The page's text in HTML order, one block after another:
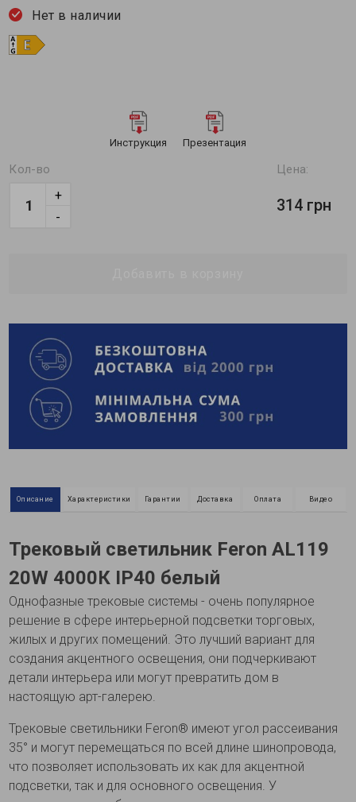
Нет в наличии
Инструкция Презентация
Кол-во
-
+
Цена:
314 грн
Описание Характеристики Гарантии Доставка Оплата Видео
Трековый светильник Feron AL119
20W 4000К IP40 белый
Однофазные трековые системы - очень популярное
решение в сфере интерьерной подсветки торговых,
жилых и других помещений. Это лучший вариант для
создания акцентного освещения, они подчеркивают
детали интерьера или могут превратить дом в
настоящую арт-галерею.
Трековые светильники Feron® имеют угол рассеивания
35° и могут перемещаться по всей длине шинопровода,
что позволяет использовать их как для акцентной
подсветки, так и для основного освещения. У